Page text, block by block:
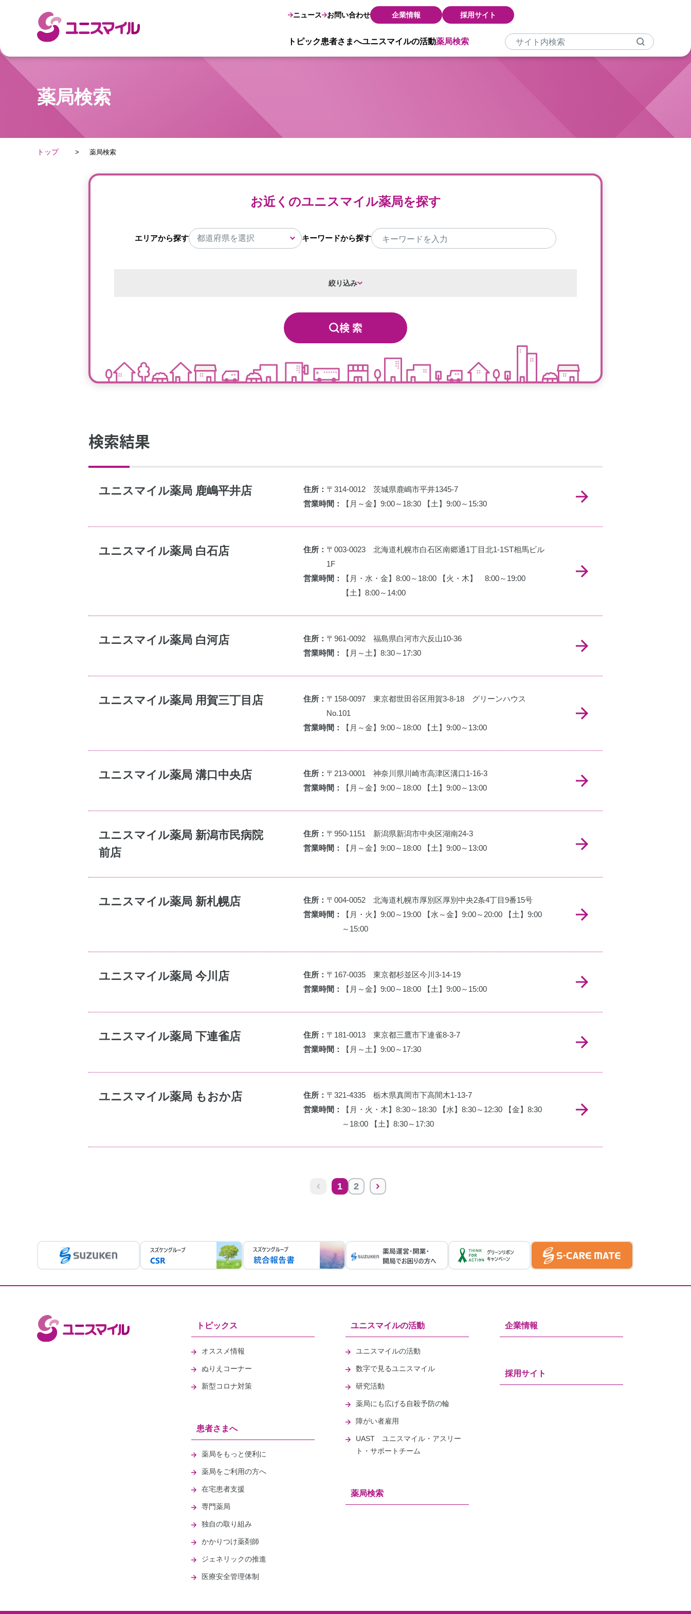
ニュース お問い合わせ 企業情報 採用サイト
トピック患者さまへユニスマイルの活動薬局検索
薬局検索
トップ 薬局検索
お近くのユニスマイル薬局を探す
エリアから探す キーワードから探す
絞り込み
検 索
検索結果
ユニスマイル薬局 鹿嶋平井店 住所： 〒314-0012 茨城県鹿嶋市平井1345-7
営業時間：
【月～金】9:00～18:30 【土】9:00～15:30
ユニスマイル薬局 白石店 住所： 〒003-0023 北海道札幌市白石区南郷通1丁目北1-1ST相馬ビル
1F
営業時間：
【月・水・金】8:00～18:00 【火・木】 8:00～19:00
【土】8:00～14:00
ユニスマイル薬局 白河店 住所： 〒961-0092 福島県白河市六反山10-36
営業時間：
【月～土】8:30～17:30
ユニスマイル薬局 用賀三丁目店 住所： 〒158-0097 東京都世田谷区用賀3-8-18 グリーンハウス
No.101
営業時間：
【月～金】9:00～18:00 【土】9:00～13:00
ユニスマイル薬局 溝口中央店 住所： 〒213-0001 神奈川県川崎市高津区溝口1-16-3
営業時間：
【月～金】9:00～18:00 【土】9:00～13:00
ユニスマイル薬局 新潟市民病院
前店
住所： 〒950-1151 新潟県新潟市中央区湖南24-3
営業時間：
【月～金】9:00～18:00 【土】9:00～13:00
ユニスマイル薬局 新札幌店 住所： 〒004-0052 北海道札幌市厚別区厚別中央2条4丁目9番15号
営業時間：
【月・火】9:00～19:00 【水～金】9:00～20:00 【土】9:00
～15:00
ユニスマイル薬局 今川店 住所： 〒167-0035 東京都杉並区今川3-14-19
営業時間：
【月～金】9:00～18:00 【土】9:00～15:00
ユニスマイル薬局 下連雀店 住所： 〒181-0013 東京都三鷹市下連雀8-3-7
営業時間：
【月～土】9:00～17:30
ユニスマイル薬局 もおか店 住所： 〒321-4335 栃木県真岡市下高間木1-13-7
営業時間：
【月・火・木】8:30～18:30 【水】8:30～12:30 【金】8:30
～18:00 【土】8:30～17:30
1 2
トピックス
オススメ情報
ぬりえコーナー
新型コロナ対策
患者さまへ
薬局をもっと便利に
薬局をご利用の方へ
在宅患者支援
専門薬局
独自の取り組み
かかりつけ薬剤師
ジェネリックの推進
医療安全管理体制
ユニスマイルの活動
ユニスマイルの活動
数字で見るユニスマイル
研究活動
薬局にも広げる自殺予防の輪
障がい者雇用
UAST ユニスマイル・アスリー
ト・サポートチーム
薬局検索
企業情報
採用サイト